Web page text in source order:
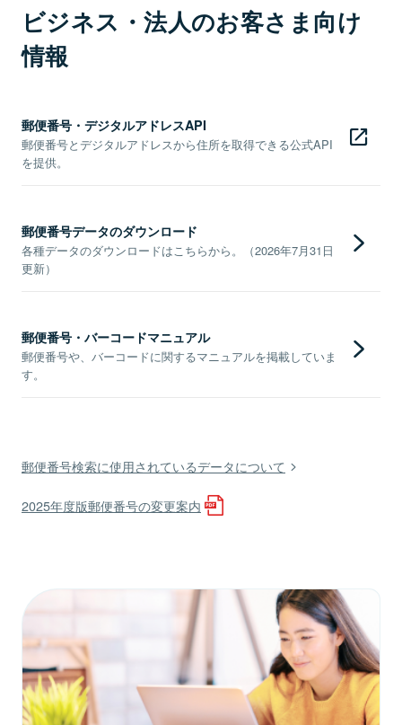
ビジネス・法人のお客さま向け
情報
郵便番号・デジタルアドレスAPI
郵便番号とデジタルアドレスから住所を取得できる公式API
を提供。
郵便番号データのダウンロード
各種データのダウンロードはこちらから。（2026年7月31日
更新）
郵便番号・バーコードマニュアル
郵便番号や、バーコードに関するマニュアルを掲載していま
す。
郵便番号検索に使用されているデータについて
2025年度版郵便番号の変更案内